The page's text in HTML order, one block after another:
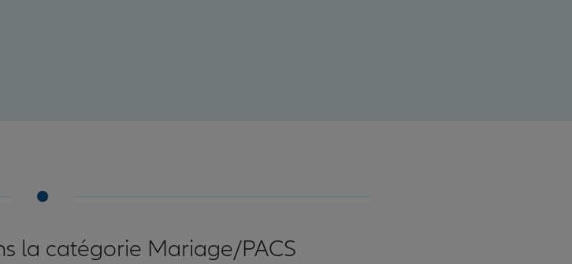
la catégorie Mariage/PACS